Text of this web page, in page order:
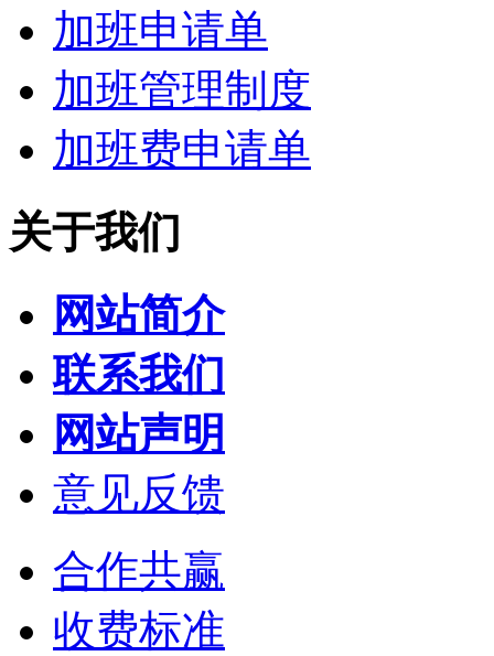
加班申请单
加班管理制度
加班费申请单
关于我们
网站简介
联系我们
网站声明
意见反馈
合作共赢
收费标准